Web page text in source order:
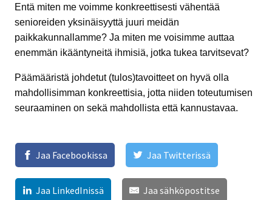
Entä miten me voimme konkreettisesti vähentää
senioreiden yksinäisyyttä juuri meidän
paikkakunnallamme? Ja miten me voisimme auttaa
enemmän ikääntyneitä ihmisiä, jotka tukea tarvitsevat?
Päämääristä johdetut (tulos)tavoitteet on hyvä olla
mahdollisimman konkreettisia, jotta niiden toteutumisen
seuraaminen on sekä mahdollista että kannustavaa.
Jaa Facebookissa Jaa Twitterissä
Jaa LinkedInissä Jaa sähköpostitse